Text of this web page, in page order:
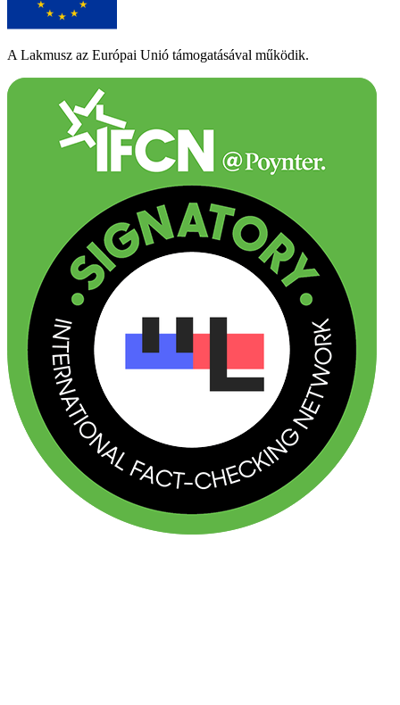
A Lakmusz az Európai Unió támogatásával működik.